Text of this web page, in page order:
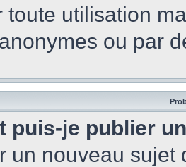
toute utilisation
ou par
puis-je publier
un nouveau